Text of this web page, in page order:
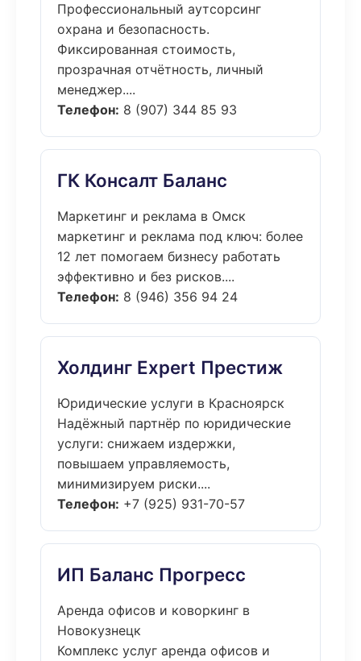
Профессиональный аутсорсинг
охрана и безопасность.
Фиксированная стоимость,
прозрачная отчётность, личный
менеджер....
Телефон: 8 (907) 344 85 93
ГК Консалт Баланс
Маркетинг и реклама в Омск
маркетинг и реклама под ключ: более
12 лет помогаем бизнесу работать
эффективно и без рисков....
Телефон: 8 (946) 356 94 24
Холдинг Expert Престиж
Юридические услуги в Красноярск
Надёжный партнёр по юридические
услуги: снижаем издержки,
повышаем управляемость,
минимизируем риски....
Телефон: +7 (925) 931-70-57
ИП Баланс Прогресс
Аренда офисов и коворкинг в
Новокузнецк
Комплекс услуг аренда офисов и